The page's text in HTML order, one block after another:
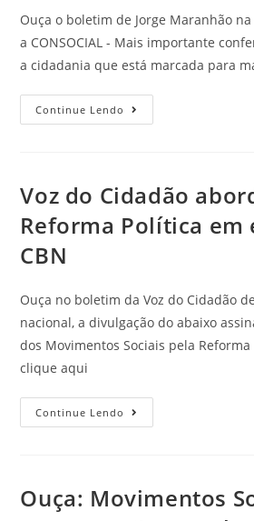
Ouça o boletim de Jorge Maranhão
a CONSOCIAL - Mais importante
a cidadania que está marcada para
Continue Lendo
Voz do Cidadão
Reforma Política em
CBN
Ouça no boletim da Voz do Cidadão
nacional, a divulgação do abaixo
dos Movimentos Sociais pela
clique aqui
Continue Lendo
Ouça: Movimentos